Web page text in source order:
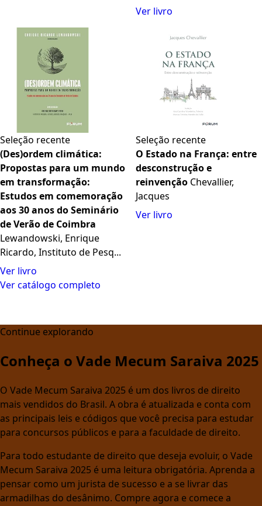
Ver livro
Seleção recente
(Des)ordem climática:
Propostas para um mundo
em transformação:
Estudos em comemoração
aos 30 anos do Seminário
de Verão de Coimbra
Lewandowski, Enrique
Ricardo, Instituto de Pesq...
Ver livro
Seleção recente
O Estado na França: entre
desconstrução e
reinvenção Chevallier,
Jacques
Ver livro
Ver catálogo completo
Continue explorando
Conheça o Vade Mecum Saraiva 2025
O Vade Mecum Saraiva 2025 é um dos livros de direito
mais vendidos do Brasil. A obra é atualizada e conta com
as principais leis e códigos que você precisa para estudar
para concursos públicos e para a faculdade de direito.
Para todo estudante de direito que deseja evoluir, o Vade
Mecum Saraiva 2025 é uma leitura obrigatória. Aprenda a
pensar como um jurista de sucesso e a se livrar das
armadilhas do desânimo. Compre agora e comece a